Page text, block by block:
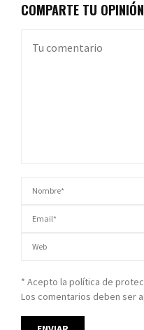
COMPARTE TU OPINIÓN
* Acepto la política de
Los comentarios deben ser